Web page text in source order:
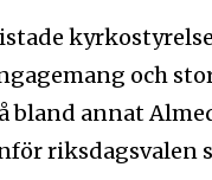
och
bland annat
riksdagsvalen